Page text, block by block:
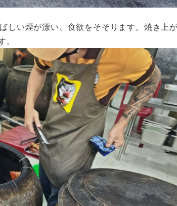
しい煙が漂い、食欲をそそります。焼き上